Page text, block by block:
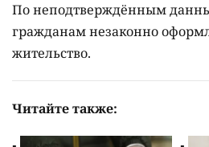
По неподтверждённым
гражданам незаконно
жительство.
Читайте также: